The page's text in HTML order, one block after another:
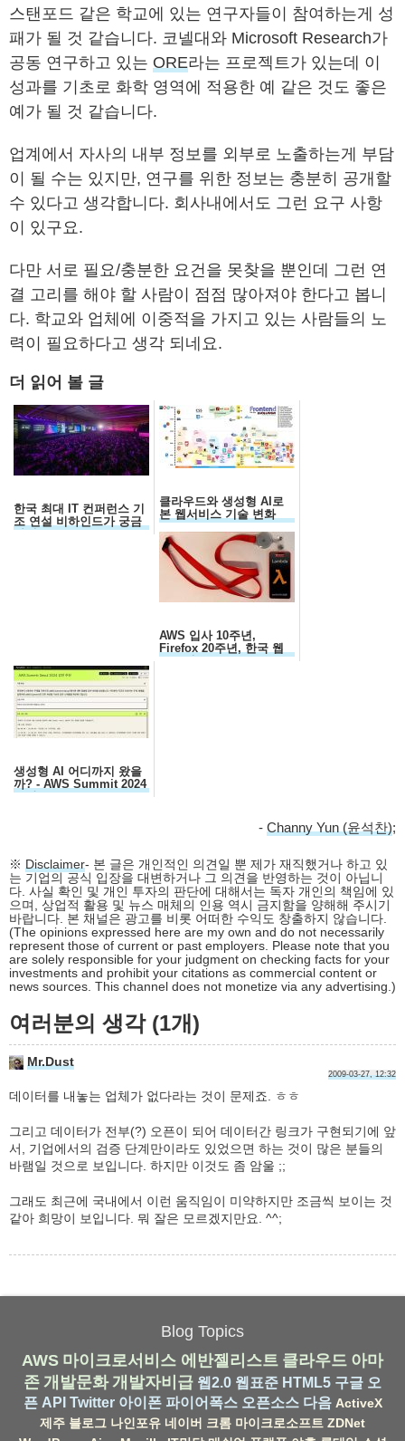
스탠포드 같은 학교에 있는 연구자들이 참여하는게 성
패가 될 것 같습니다. 코넬대와 Microsoft Research가
공동 연구하고 있는 ORE라는 프로젝트가 있는데 이
성과를 기초로 화학 영역에 적용한 예 같은 것도 좋은
예가 될 것 같습니다.
업계에서 자사의 내부 정보를 외부로 노출하는게 부담
이 될 수는 있지만, 연구를 위한 정보는 충분히 공개할
수 있다고 생각합니다. 회사내에서도 그런 요구 사항
이 있구요.
다만 서로 필요/충분한 요건을 못찾을 뿐인데 그런 연
결 고리를 해야 할 사람이 점점 많아져야 한다고 봅니
다. 학교와 업체에 이중적을 가지고 있는 사람들의 노
력이 필요하다고 생각 되네요.
더 읽어 볼 글
한국 최대 IT 컨퍼런스 기
조 연설 비하인드가 궁금
하세요?
클라우드와 생성형 AI로
본 웹서비스 기술 변화
AWS 입사 10주년,
Firefox 20주년, 한국 웹
30주년...
생성형 AI 어디까지 왔을
까? - AWS Summit 2024
요약
- Channy Yun (윤석찬);
※ Disclaimer- 본 글은 개인적인 의견일 뿐 제가 재직했거나 하고 있
는 기업의 공식 입장을 대변하거나 그 의견을 반영하는 것이 아닙니
다. 사실 확인 및 개인 투자의 판단에 대해서는 독자 개인의 책임에 있
으며, 상업적 활용 및 뉴스 매체의 인용 역시 금지함을 양해해 주시기
바랍니다. 본 채널은 광고를 비롯 어떠한 수익도 창출하지 않습니다.
(The opinions expressed here are my own and do not necessarily
represent those of current or past employers. Please note that you
are solely responsible for your judgment on checking facts for your
investments and prohibit your citations as commercial content or
news sources. This channel does not monetize via any advertising.)
여러분의 생각 (1개)
Mr.Dust
2009-03-27, 12:32
데이터를 내놓는 업체가 없다라는 것이 문제죠. ㅎㅎ
그리고 데이터가 전부(?) 오픈이 되어 데이터간 링크가 구현되기에 앞
서, 기업에서의 검증 단계만이라도 있었으면 하는 것이 많은 분들의
바램일 것으로 보입니다. 하지만 이것도 좀 암울 ;;
그래도 최근에 국내에서 이런 움직임이 미약하지만 조금씩 보이는 것
같아 희망이 보입니다. 뭐 잘은 모르겠지만요. ^^;
Blog Topics
AWS 마이크로서비스 에반젤리스트 클라우드 아마
존 개발문화 개발자비급 웹2.0 웹표준 HTML5 구글 오
픈 API Twitter 아이폰 파이어폭스 오픈소스 다음 ActiveX
제주 블로그 나인포유 네이버 크롬 마이크로소프트 ZDNet